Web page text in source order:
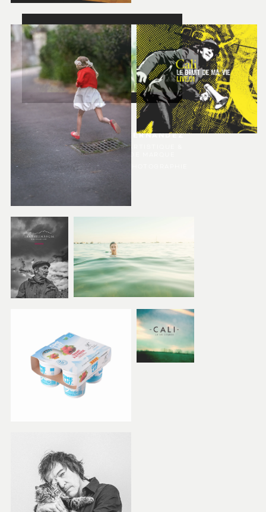
PHILIPPE FERNANDEZ
DIRECTION ARTISTIQUE &
IDENTITÉ DE MARQUE
PRINT, WEB, PHOTOGRAPHIE